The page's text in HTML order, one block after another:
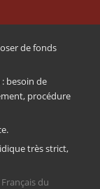
de fonds
besoin de
procédure
très strict,
du